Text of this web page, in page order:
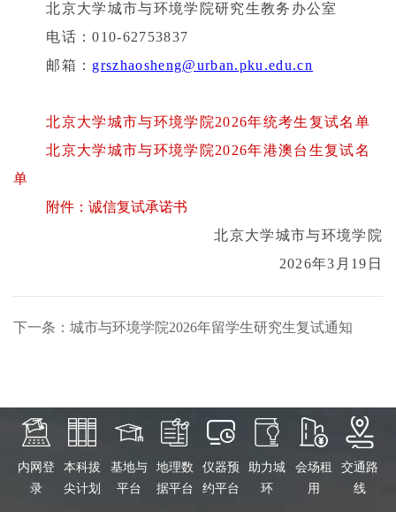
北京大学城市与环境学院研究生教务办公室
电话：010-62753837
邮箱： grszhaosheng@urban.pku.edu.cn
北京大学城市与环境学院2026年统考生复试名单
北京大学城市与环境学院2026年港澳台生复试名
单
附件：诚信复试承诺书
北京大学城市与环境学院
2026年3 月 19 日
下一条：城市与环境学院2026年留学生研究生复试通知
内网登
录
本科拔
尖计划
基地与
平台
地理数
据平台
仪器预
约平台
助力城
环
会场租
用
交通路
线